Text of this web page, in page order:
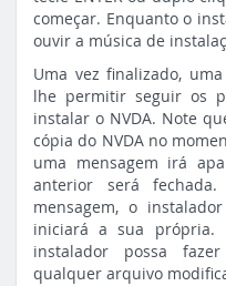
começar. Enquanto o
ouvir a música de
Uma vez finalizado,
lhe permitir seguir os
instalar o NVDA. Note
cópia do NVDA no
uma mensagem irá
anterior será fechada.
mensagem, o
iniciará a sua própria.
instalador possa
qualquer arquivo